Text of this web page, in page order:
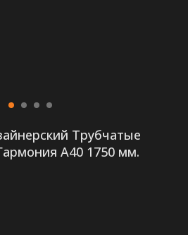
Трубчатые
А40 1750 мм.